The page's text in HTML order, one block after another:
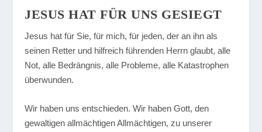
JESUS HAT FÜR UNS GESIEGT
Jesus hat für Sie, für mich, für jeden, der an ihn als
seinen Retter und hilfreich führenden Herrn glaubt, alle
Not, alle Bedrängnis, alle Probleme, alle Katastrophen
überwunden.
Wir haben uns entschieden. Wir haben Gott, den
gewaltigen allmächtigen Allmächtigen, zu unserer